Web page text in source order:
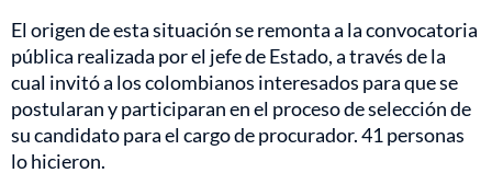
El origen de esta situación se remonta a la convocatoria
pública realizada por el jefe de Estado, a través de la
cual invitó a los colombianos interesados para que se
postularan y participaran en el proceso de selección de
su candidato para el cargo de procurador. 41 personas
lo hicieron.